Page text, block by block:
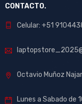
CONTACTO.
Celular: +51
Octavio Muñoz
Lunes a Sabado de